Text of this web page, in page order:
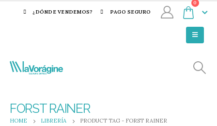
¿DÓNDE VENDEMOS? PAGO SEGURO
0
FORST RAINER
HOME LIBRERÍA PRODUCT TAG - FORST RAINER